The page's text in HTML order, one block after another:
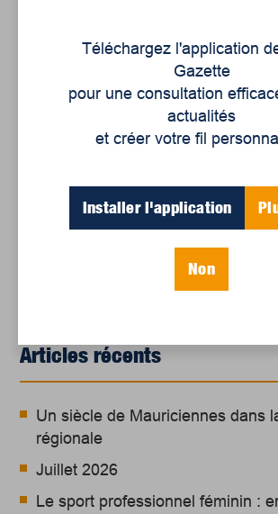
photo : Courtoisie Dominic Lamontagne
Articles récents
Un siècle de Mauriciennes dans
régionale
Juillet 2026
Le sport professionnel féminin :
Téléchargez l'application
Gazette
pour une consultation
actualités
et créer votre fil
Installer l'application
Non